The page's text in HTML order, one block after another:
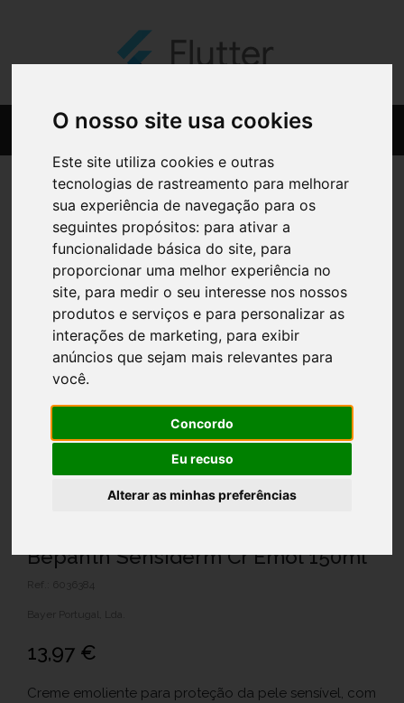
O nosso site usa cookies
Este site utiliza cookies e outras
tecnologias de rastreamento para melhorar
sua experiência de navegação para os
seguintes propósitos: para ativar a
funcionalidade básica do site, para
proporcionar uma melhor experiência no
site, para medir o seu interesse nos nossos
produtos e serviços e para personalizar as
interações de marketing, para exibir
anúncios que sejam mais relevantes para
você.
Concordo
Eu recuso
Alterar as minhas preferências
Bepanth Sensiderm Cr Emol 150ml
Ref.: 6036384
Bayer Portugal, Lda.
13,97 €
Creme emoliente para proteção da pele sensível, com